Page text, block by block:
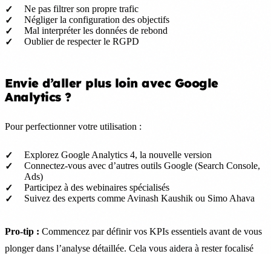
Ne pas filtrer son propre trafic
Négliger la configuration des objectifs
Mal interpréter les données de rebond
Oublier de respecter le RGPD
Envie d’aller plus loin avec Google
Analytics ?
Pour perfectionner votre utilisation :
Explorez Google Analytics 4, la nouvelle version
Connectez-vous avec d’autres outils Google (Search Console,
Ads)
Participez à des webinaires spécialisés
Suivez des experts comme Avinash Kaushik ou Simo Ahava
Pro-tip : Commencez par définir vos KPIs essentiels avant de vous
plonger dans l’analyse détaillée. Cela vous aidera à rester focalisé